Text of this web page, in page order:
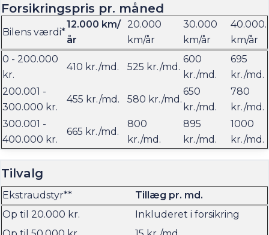
Forsikringspris pr. måned
Bilens værdi*
12.000 km/
år
20.000
km/år
30.000
km/år
40.000.
km/år
0 - 200.000
kr.
410 kr./md. 525 kr./md.
600
kr./md.
695
kr./md.
200.001 -
300.000 kr.
455 kr./md. 580 kr./md.
650
kr./md.
780
kr./md.
300.001 -
400.000 kr.
665 kr./md.
800
kr./md.
895
kr./md.
1000
kr./md.
Tilvalg
Ekstraudstyr**
Tillæg pr. md.
Op til 20.000 kr.
Inkluderet i forsikring